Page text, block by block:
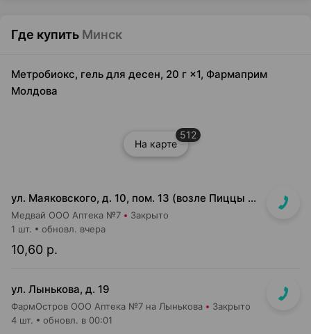
Где купить Минск
Метробиокс, гель для десен, 20 г ×1, Фармаприм
Молдова
На карте
512
ул. Маяковского, д. 10, пом. 13 (возле Пиццы Мании)
Медвай ООО Аптека №7 Закрыто
10,60 р.
1 шт. обновл. вчера
ул. Лынькова, д. 19
ФармОстров ООО Аптека №7 на Лынькова Закрыто
4 шт. обновл. в 00:01